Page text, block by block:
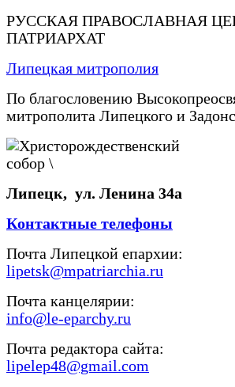
РУССКАЯ ПРАВОСЛАВНАЯ
ПАТРИАРХАТ
Липецкая митрополия
По благословению
митрополита Липецкого и
Липецк, ул. Ленина 34а
Контактные телефоны
Почта Липецкой епархии:
lipetsk@mpatriarchia.ru
Почта канцелярии:
info@le-eparchy.ru
Почта редактора сайта:
lipelep48@gmail.com